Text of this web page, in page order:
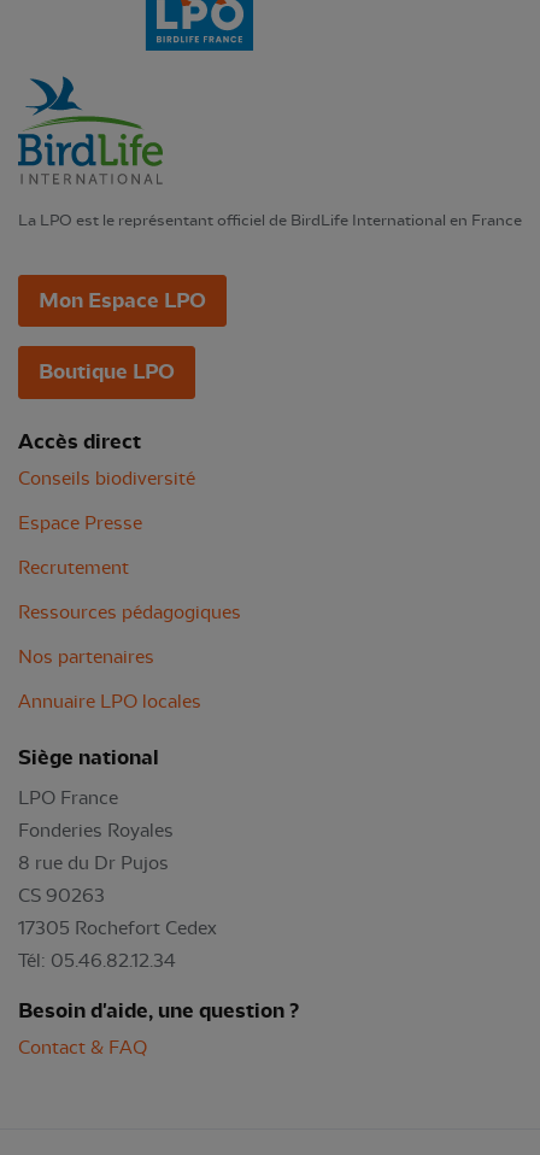
La LPO est le représentant officiel de BirdLife International en France
Mon Espace LPO
Boutique LPO
Accès direct
Conseils biodiversité
Espace Presse
Recrutement
Ressources pédagogiques
Nos partenaires
Annuaire LPO locales
Siège national
LPO France
Fonderies Royales
8 rue du Dr Pujos
CS 90263
17305 Rochefort Cedex
Tél: 05.46.82.12.34
Besoin d'aide, une question ?
Contact & FAQ